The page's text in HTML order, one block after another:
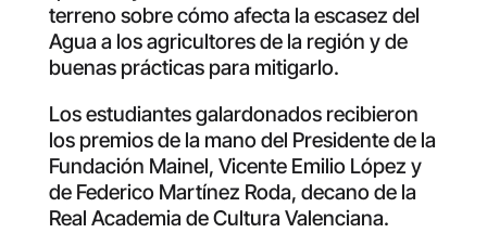
terreno sobre cómo afecta la escasez del
Agua a los agricultores de la región y de
buenas prácticas para mitigarlo.
Los estudiantes galardonados recibieron
los premios de la mano del Presidente de la
Fundación Mainel, Vicente Emilio López y
de Federico Martínez Roda, decano de la
Real Academia de Cultura Valenciana.